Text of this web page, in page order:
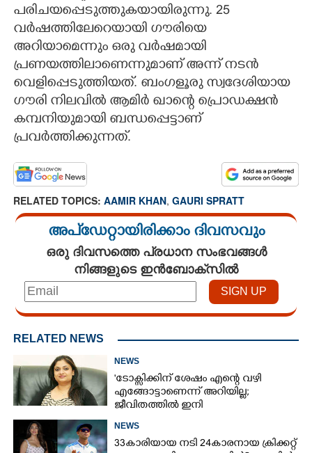
പരിചയപ്പെടുത്തുകയായിരുന്നു. 25
വർഷത്തിലേറെയായി ഗൗരിയെ
അറിയാമെന്നും ഒരു വർഷമായി
പ്രണയത്തിലാണെന്നുമാണ് അന്ന് നടൻ
വെളിപ്പെടുത്തിയത്. ബംഗളൂരു സ്വദേശിയായ
ഗൗരി നിലവിൽ ആമിർ ഖാന്റെ പ്രൊഡക്ഷൻ
കമ്പനിയുമായി ബന്ധപ്പെട്ടാണ്
പ്രവർത്തിക്കുന്നത്.
RELATED TOPICS: AAMIR KHAN, GAURI SPRATT
അപ്ഡേറ്റായിരിക്കാം ദിവസവും
ഒരു ദിവസത്തെ പ്രധാന സംഭവങ്ങൾ
നിങ്ങളുടെ ഇൻബോക്സിൽ
RELATED NEWS
NEWS
'ടോക്സിക്കിന് ശേഷം എന്റെ വഴി
എങ്ങോട്ടാണെന്ന് അറിയില്ല;
ജീവിതത്തിൽ ഇനി
ഉള്ളിൽ ഉണ്ടായിരിക്കും'
NEWS
33കാരിയായ നടി 24കാരനായ ക്രിക്കറ്റ്